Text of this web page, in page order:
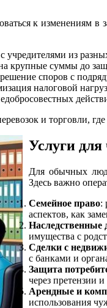
к изменениям
учредителями из
крупные суммы до
споров с
налоговой
и торговли,
Услуги
Для обычных
Здесь важно
Семейное право:
аспектов, как
Наследственные
имущества с
Сделки с
с банками и
Защита
через претензии
Арендные и
использования